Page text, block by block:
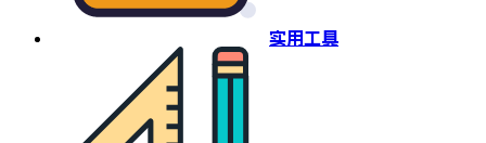
实用工具